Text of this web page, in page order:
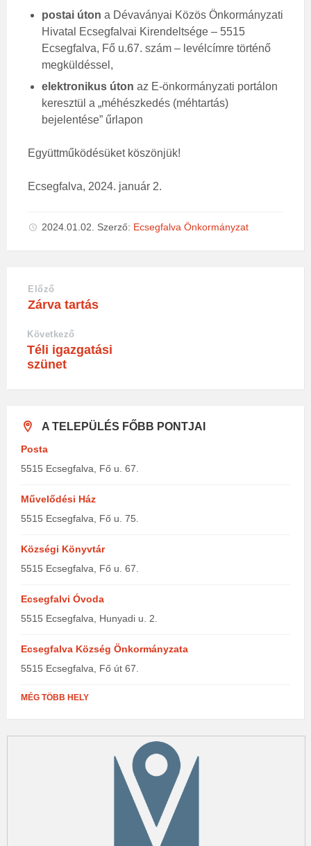
postai úton a Dévaványai Közös Önkormányzati
Hivatal Ecsegfalvai Kirendeltsége – 5515
Ecsegfalva, Fő u.67. szám – levélcímre történő
megküldéssel,
elektronikus úton az E-önkormányzati portálon
keresztül a „méhészkedés (méhtartás)
bejelentése” űrlapon
Együttműködésüket köszönjük!
Ecsegfalva, 2024. január 2.
2024.01.02. Szerző: Ecsegfalva Önkormányzat
Előző
Zárva tartás
Következő
Téli igazgatási
szünet
A TELEPÜLÉS FŐBB PONTJAI
Posta
5515 Ecsegfalva, Fő u. 67.
Művelődési Ház
5515 Ecsegfalva, Fő u. 75.
Községi Könyvtár
5515 Ecsegfalva, Fő u. 67.
Ecsegfalvi Óvoda
5515 Ecsegfalva, Hunyadi u. 2.
Ecsegfalva Község Önkormányzata
5515 Ecsegfalva, Fő út 67.
MÉG TÖBB HELY